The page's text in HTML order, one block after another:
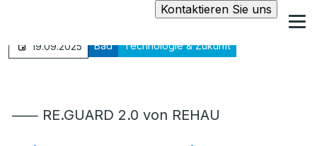
Kontaktieren Sie uns
19.09.2025 Bad Technologie & Zukunft
⸺ RE.GUARD 2.0 von REHAU